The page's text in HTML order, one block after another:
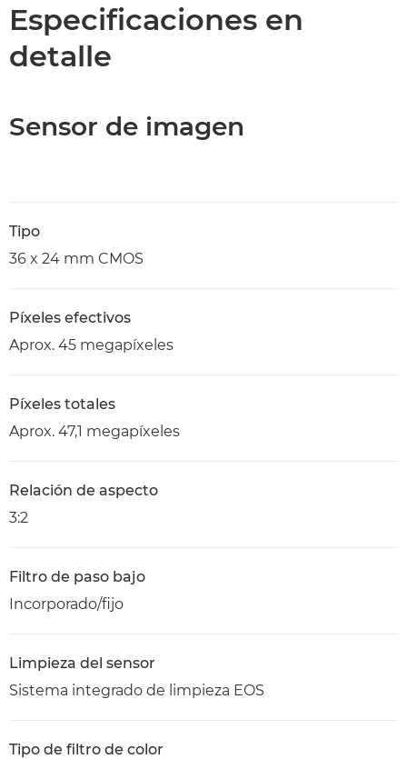
Especificaciones en
detalle
Sensor de imagen
Tipo
36 x 24 mm CMOS
Píxeles efectivos
Aprox. 45 megapíxeles
Píxeles totales
Aprox. 47,1 megapíxeles
Relación de aspecto
3:2
Filtro de paso bajo
Incorporado/fijo
Limpieza del sensor
Sistema integrado de limpieza EOS
Tipo de filtro de color